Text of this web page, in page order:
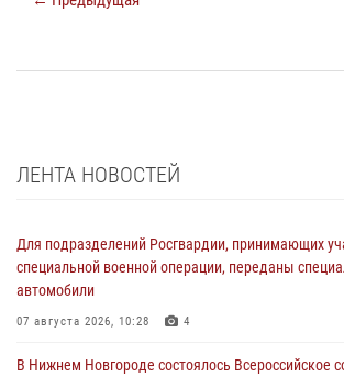
ЛЕНТА НОВОСТЕЙ
Для подразделений Росгвардии, принимающих
специальной военной операции, переданы
автомобили
07 августа 2026, 10:28 4
В Нижнем Новгороде состоялось Всероссийское